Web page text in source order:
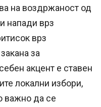
на воздржаност од
напади врз
врз
за
акцент е ставен
локални избори,
важно да се